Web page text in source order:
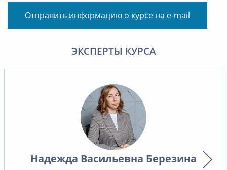
Отправить информацию о курсе на e-mail
ЭКСПЕРТЫ КУРСА
Надежда Васильевна Березина